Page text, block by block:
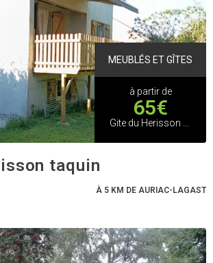
MEUBLÉS ET GÎTES
à partir de
65€
taquin
À 5 KM DE AURIAC-LAGAST